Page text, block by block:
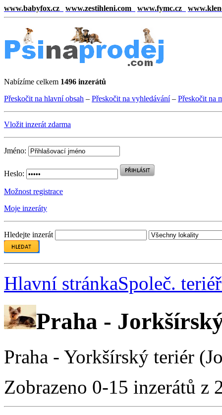
www.babyfox.cz www.zestihleni.com www.fymc.cz
Nabízíme celkem 1496 inzerátů
Přeskočit na hlavní obsah – Přeskočit na vyhledávání– Přeskočit na
Vložit inzerát zdarma
Jméno:
Heslo:
Možnost registrace
Moje inzeráty
Hledejte inzerát
Hlavní stránkaSpoleč.
Praha -
Praha - Yorkšírský teriér
Zobrazeno 0-15 inzerátů z